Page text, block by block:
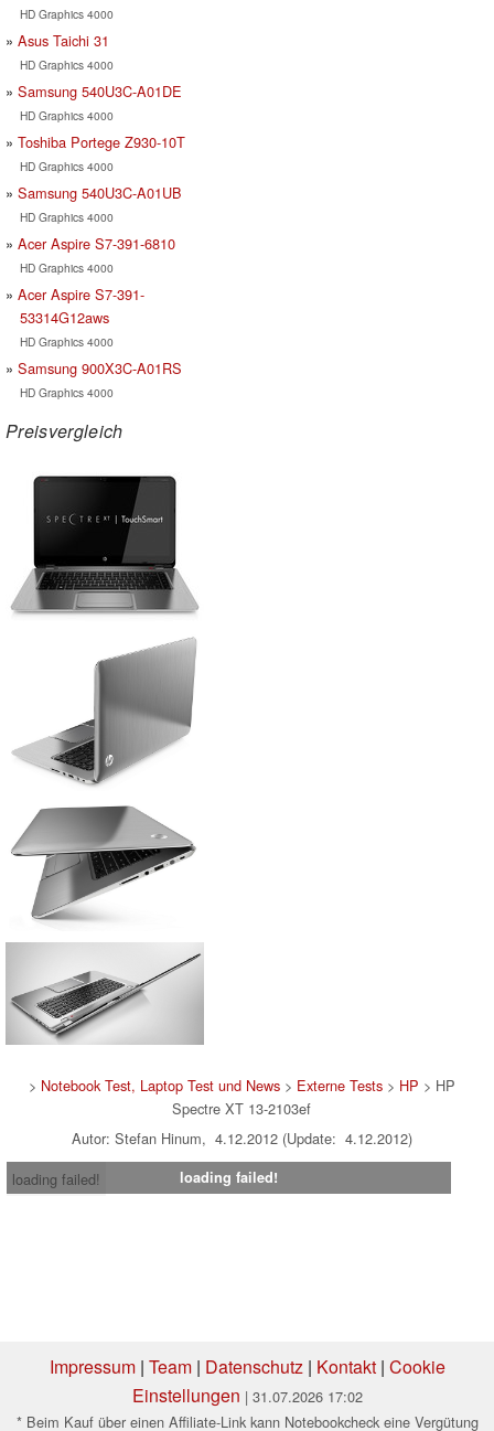
HD Graphics 4000
Asus Taichi 31
HD Graphics 4000
Samsung 540U3C-A01DE
HD Graphics 4000
Toshiba Portege Z930-10T
HD Graphics 4000
Samsung 540U3C-A01UB
HD Graphics 4000
Acer Aspire S7-391-6810
HD Graphics 4000
Acer Aspire S7-391-
53314G12aws
HD Graphics 4000
Samsung 900X3C-A01RS
HD Graphics 4000
Preisvergleich
> Notebook Test, Laptop Test und News> Externe Tests> HP > HP
Spectre XT 13-2103ef
Autor: Stefan Hinum, 4.12.2012 (Update: 4.12.2012)
loading failed!
loading failed!
Impressum| Team| Datenschutz| Kontakt| Cookie
Einstellungen | 31.07.2026 17:02
* Beim Kauf über einen Affiliate-Link kann Notebookcheck eine Vergütung